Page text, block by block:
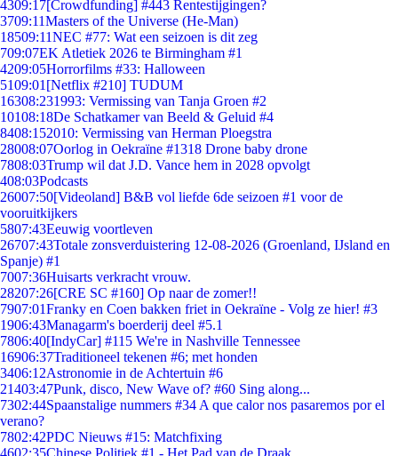
4309:17[Crowdfunding] #443 Rentestijgingen?
3709:11Masters of the Universe (He-Man)
18509:11NEC #77: Wat een seizoen is dit zeg
709:07EK Atletiek 2026 te Birmingham #1
4209:05Horrorfilms #33: Halloween
5109:01 [Netflix #210] TUDUM
16308:231993: Vermissing van Tanja Groen #2
10108:18De Schatkamer van Beeld & Geluid #4
8408:152010: Vermissing van Herman Ploegstra
28008:07Oorlog in Oekraïne #1318 Drone baby drone
7808:03Trump wil dat J.D. Vance hem in 2028 opvolgt
408:03Podcasts
26007:50[Videoland] B&B vol liefde 6de seizoen #1 voor de
vooruitkijkers
5807:43Eeuwig voortleven
26707:43Totale zonsverduistering 12-08-2026 (Groenland, IJsland en
Spanje) #1
7007:36Huisarts verkracht vrouw.
28207:26[CRE SC #160] Op naar de zomer!!
7907:01Franky en Coen bakken friet in Oekraïne - Volg ze hier! #3
1906:43Managarm's boerderij deel #5.1
7806:40[IndyCar] #115 We're in Nashville Tennessee
16906:37Traditioneel tekenen #6; met honden
3406:12Astronomie in de Achtertuin #6
21403:47Punk, disco, New Wave of? #60 Sing along...
7302:44Spaanstalige nummers #34 A que calor nos pasaremos por el
verano?
7802:42PDC Nieuws #15: Matchfixing
4602:35Chinese Politiek #1 - Het Pad van de Draak